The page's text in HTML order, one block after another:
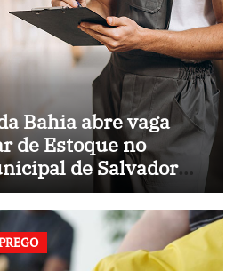
Bahia abre vaga
de Estoque no
de Salvador